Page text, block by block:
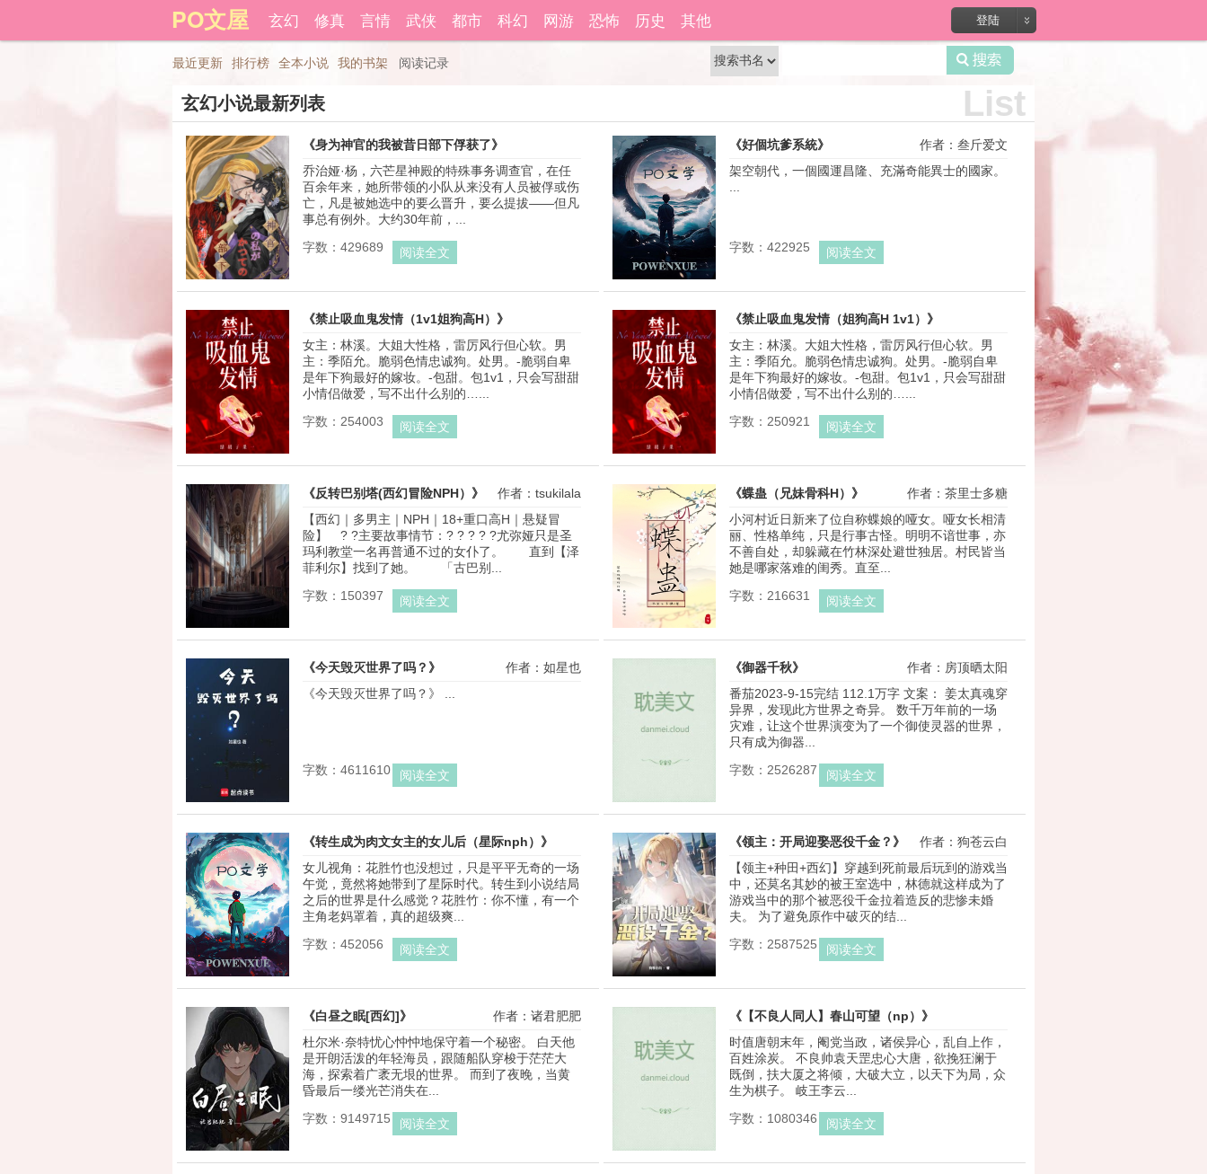
登陆
PO文屋 玄幻 修真 言情 武侠 都市 科幻 网游 恐怖 历史 其他
登录后可以拥有藏书和下载书籍功能。
最近更新
排行榜 全本小说 我的书架 阅读记录
List
玄幻小说最新列表
《身为神官的我被昔日部下俘获了》
作者：劲爆狂野大鱿鱼
乔治娅·杨，六芒星神殿的特殊事务调查官，在任
百余年来，她所带领的小队从来没有人员被俘或伤
亡，凡是被她选中的要么晋升，要么提拔——但凡
事总有例外。大约30年前，...
字数：429689
阅读全文
《好個坑爹系統》
作者：叁斤爱文
架空朝代，一個國運昌隆、充滿奇能異士的國家。
字数：422925 阅读全文
《禁止吸血鬼发情（1v1姐狗高H）》
作者：绿胡子果一
女主：林溪。大姐大性格，雷厉风行但心软。男
主：季陌允。脆弱色情忠诚狗。处男。-脆弱自卑
是年下狗最好的嫁妆。-包甜。包1v1，只会写甜甜
小情侣做爱，写不出什么别的…...
字数：254003
阅读全文
《禁止吸血鬼发情（姐狗高H 1v1）》
作者：绿胡子果一
女主：林溪。大姐大性格，雷厉风行但心软。男
主：季陌允。脆弱色情忠诚狗。处男。-脆弱自卑
是年下狗最好的嫁妆。-包甜。包1v1，只会写甜甜
小情侣做爱，写不出什么别的…...
字数：250921
阅读全文
《反转巴别塔(西幻冒险NPH）》
作者：tsukilala
【西幻｜多男主｜NPH｜18+重口高H｜悬疑冒
险】 ? ?主要故事情节：? ? ? ? ?尤弥娅只是圣
玛利教堂一名再普通不过的女仆了。 直到【泽
菲利尔】找到了她。 「古巴别...
字数：150397
阅读全文
《蝶蛊（兄妹骨科H）》
作者：茶里士多糖
小河村近日新来了位自称蝶娘的哑女。哑女长相清
丽、性格单纯，只是行事古怪。明明不谙世事，亦
不善自处，却躲藏在竹林深处避世独居。村民皆当
她是哪家落难的闺秀。直至...
字数：216631
阅读全文
《今天毁灭世界了吗？》
作者：如星也
《今天毁灭世界了吗？》 ...
字数：4611610 阅读全文
《御器千秋》
作者：房顶晒太阳
番茄2023-9-15完结 112.1万字 文案： 姜太真魂穿
异界，发现此方世界之奇异。 数千万年前的一场
灾难，让这个世界演变为了一个御使灵器的世界，
只有成为御器...
字数：2526287
阅读全文
《转生成为肉文女主的女儿后（星际nph）》
作者：五更天的光
女儿视角：花胜竹也没想过，只是平平无奇的一场
午觉，竟然将她带到了星际时代。转生到小说结局
之后的世界是什么感觉？花胜竹：你不懂，有一个
主角老妈罩着，真的超级爽...
字数：452056
阅读全文
《领主：开局迎娶恶役千金？》
作者：狗苍云白
【领主+种田+西幻】穿越到死前最后玩到的游戏当
中，还莫名其妙的被王室选中，林德就这样成为了
游戏当中的那个被恶役千金拉着造反的悲惨未婚
夫。 为了避免原作中破灭的结...
字数：2587525
阅读全文
《白昼之眠[西幻]》
作者：诸君肥肥
杜尔米·奈特忧心忡忡地保守着一个秘密。 白天他
是开朗活泼的年轻海员，跟随船队穿梭于茫茫大
海，探索着广袤无垠的世界。 而到了夜晚，当黄
昏最后一缕光芒消失在...
字数：9149715
阅读全文
《【不良人同人】春山可望（np）》
作者：挑灯映山河
时值唐朝末年，阉党当政，诸侯异心，乱自上作，
百姓涂炭。 不良帅袁天罡忠心大唐，欲挽狂澜于
既倒，扶大厦之将倾，大破大立，以天下为局，众
生为棋子。 岐王李云...
字数：1080346
阅读全文